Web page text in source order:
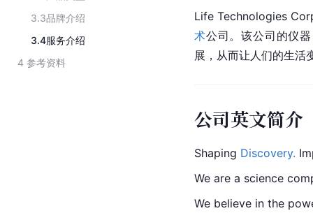
3.3品牌介绍
3.4服务介绍
4 参考资料
Life Technologies
术公司。该公司的仪
展，从而让人们的生活
公司英文简介
Shaping Discovery.
We are a science
We believe in the